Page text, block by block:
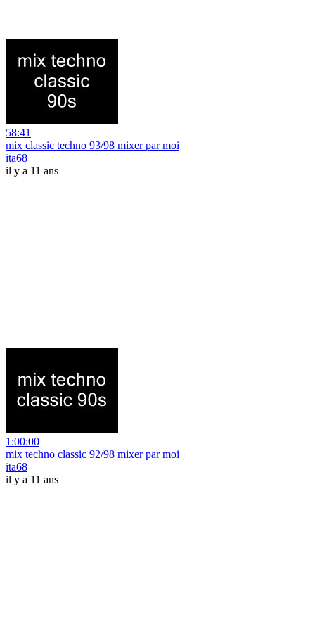
58:41
mix classic techno 93/98 mixer par moi
ita68
il y a 11 ans
1:00:00
mix techno classic 92/98 mixer par moi
ita68
il y a 11 ans